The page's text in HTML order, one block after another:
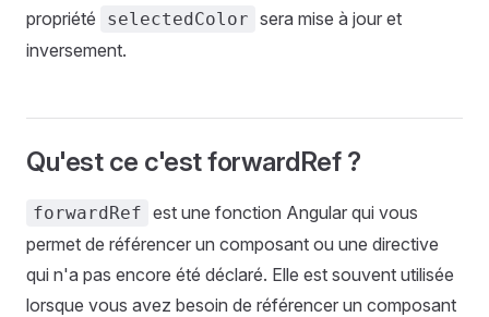
propriété
selectedColor sera mise à jour et
inversement.
Qu'est ce c'est forwardRef ?
forwardRef est une fonction Angular qui vous
permet de référencer un composant ou une directive
qui n'a pas encore été déclaré. Elle est souvent utilisée
lorsque vous avez besoin de référencer un composant